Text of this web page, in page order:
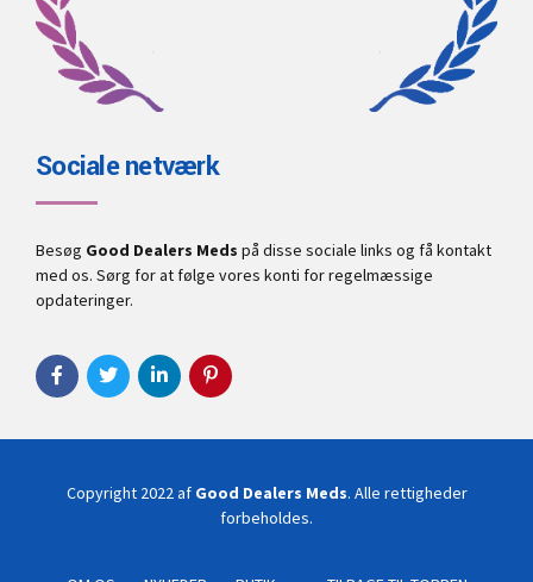
Sociale netværk
Besøg Good Dealers Meds på disse sociale links og få kontakt
med os. Sørg for at følge vores konti for regelmæssige
opdateringer.
Copyright 2022 af Good Dealers Meds. Alle rettigheder
forbeholdes.